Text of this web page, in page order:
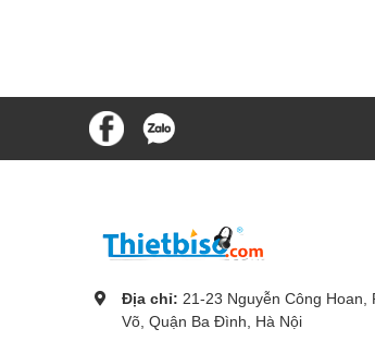
Địa chỉ: 21-23 Nguyễn Công Hoan,
Võ, Quận Ba Đình, Hà Nội